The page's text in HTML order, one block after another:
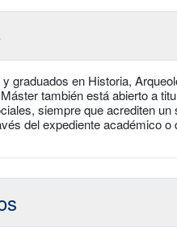
graduados en Historia,
también está abierto a
siempre que acrediten
del expediente académico o